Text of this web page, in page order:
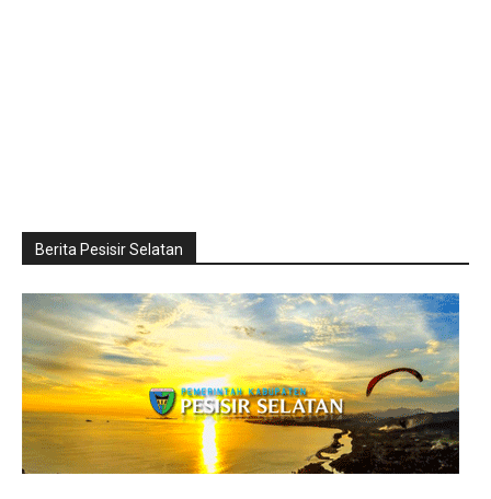
Berita Pesisir Selatan